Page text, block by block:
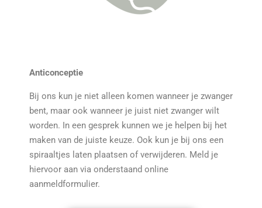
Anticonceptie
Bij ons kun je niet alleen komen wanneer je zwanger
bent, maar ook wanneer je juist niet zwanger wilt
worden. In een gesprek kunnen we je helpen bij het
maken van de juiste keuze. Ook kun je bij ons een
spiraaltjes laten plaatsen of verwijderen. Meld je
hiervoor aan via onderstaand online
aanmeldformulier.